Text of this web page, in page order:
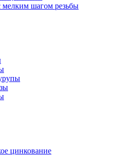
мелким шагом резьбы
цинкование